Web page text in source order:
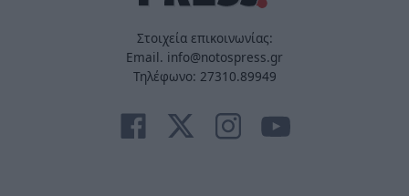
Στοιχεία επικοινωνίας:
Email. info@notospress.gr
Τηλέφωνο: 27310.89949